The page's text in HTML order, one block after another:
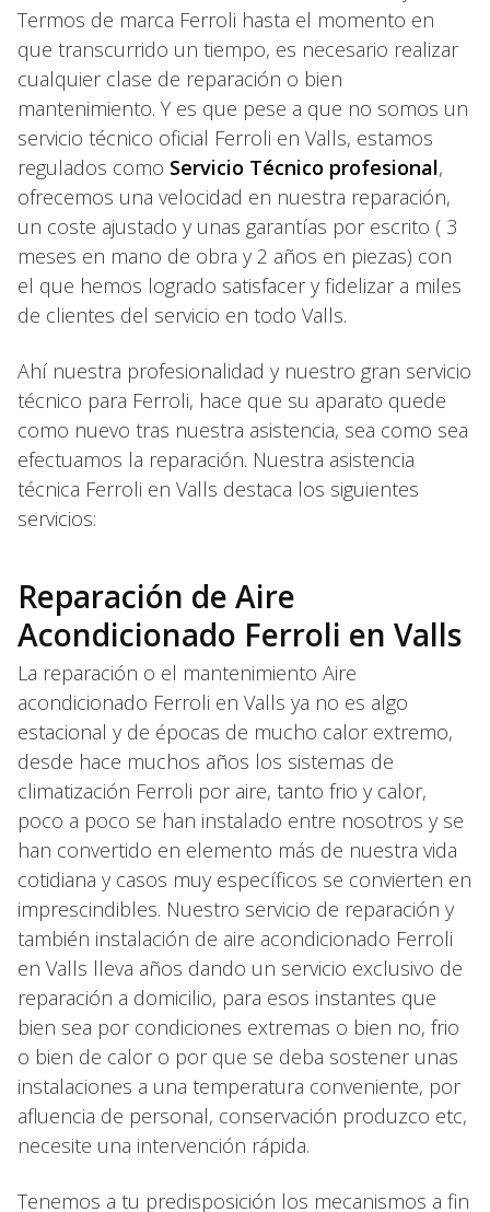
Termos de marca Ferroli hasta el momento en
que transcurrido un tiempo, es necesario realizar
cualquier clase de reparación o bien
mantenimiento. Y es que pese a que no somos un
servicio técnico oficial Ferroli en Valls, estamos
regulados como Servicio Técnico profesional,
ofrecemos una velocidad en nuestra reparación,
un coste ajustado y unas garantías por escrito ( 3
meses en mano de obra y 2 años en piezas) con
el que hemos logrado satisfacer y fidelizar a miles
de clientes del servicio en todo Valls.
Ahí nuestra profesionalidad y nuestro gran servicio
técnico para Ferroli, hace que su aparato quede
como nuevo tras nuestra asistencia, sea como sea
efectuamos la reparación. Nuestra asistencia
técnica Ferroli en Valls destaca los siguientes
servicios:
Reparación de Aire
Acondicionado Ferroli en Valls
La reparación o el mantenimiento Aire
acondicionado Ferroli en Valls ya no es algo
estacional y de épocas de mucho calor extremo,
desde hace muchos años los sistemas de
climatización Ferroli por aire, tanto frio y calor,
poco a poco se han instalado entre nosotros y se
han convertido en elemento más de nuestra vida
cotidiana y casos muy específicos se convierten en
imprescindibles. Nuestro servicio de reparación y
también instalación de aire acondicionado Ferroli
en Valls lleva años dando un servicio exclusivo de
reparación a domicilio, para esos instantes que
bien sea por condiciones extremas o bien no, frio
o bien de calor o por que se deba sostener unas
instalaciones a una temperatura conveniente, por
afluencia de personal, conservación produzco etc,
necesite una intervención rápida.
Tenemos a tu predisposición los mecanismos a fin